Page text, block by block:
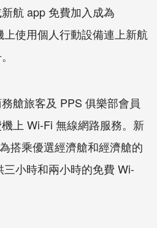
航 app 免費加入成為
使用個人行動設備連上新航
艙旅客及 PPS 俱樂部會員
上 Wi-Fi 無線網路服務。新
搭乘優選經濟艙和經濟艙的
小時和兩小時的免費 Wi-